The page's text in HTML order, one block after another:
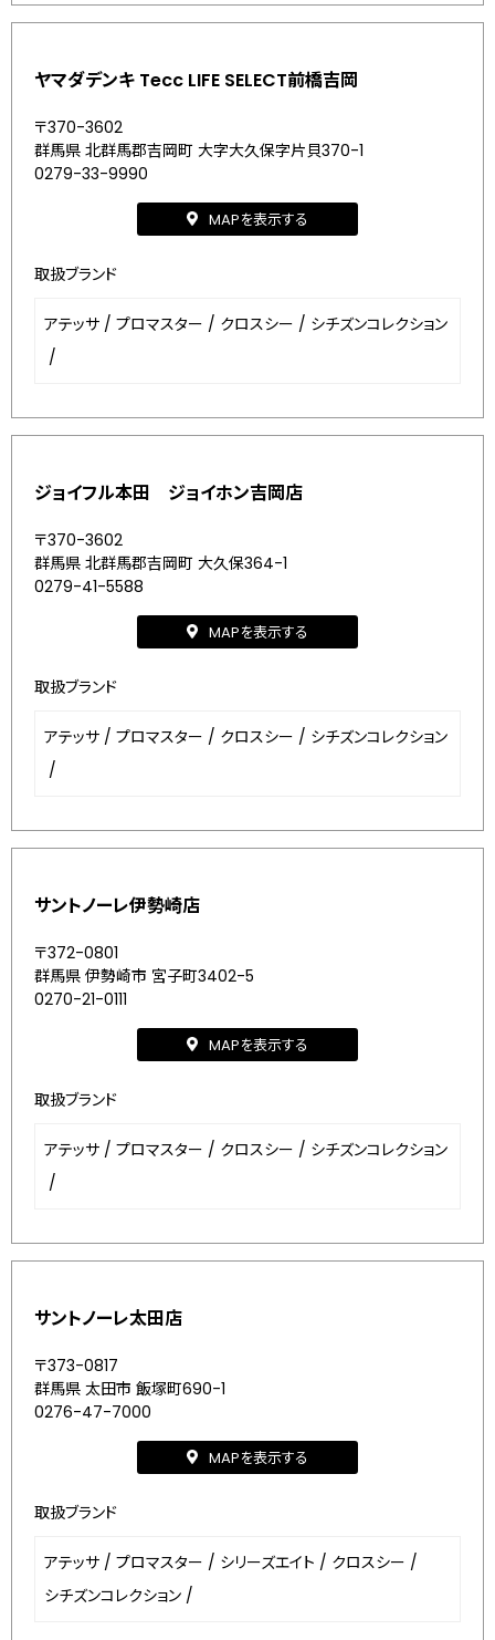
ヤマダデンキ Tecc LIFE SELECT前橋吉岡
〒370-3602
群馬県 北群馬郡吉岡町 大字大久保字片貝370-1
0279-33-9990
MAPを表示する
取扱ブランド
アテッサ / プロマスター / クロスシー / シチズンコレクション
/
ジョイフル本田 ジョイホン吉岡店
〒370-3602
群馬県 北群馬郡吉岡町 大久保364-1
0279-41-5588
MAPを表示する
取扱ブランド
アテッサ / プロマスター / クロスシー / シチズンコレクション
/
サントノーレ伊勢崎店
〒372-0801
群馬県 伊勢崎市 宮子町3402-5
0270-21-0111
MAPを表示する
取扱ブランド
アテッサ / プロマスター / クロスシー / シチズンコレクション
/
サントノーレ太田店
〒373-0817
群馬県 太田市 飯塚町690-1
0276-47-7000
MAPを表示する
取扱ブランド
アテッサ / プロマスター / シリーズエイト / クロスシー /
シチズンコレクション /